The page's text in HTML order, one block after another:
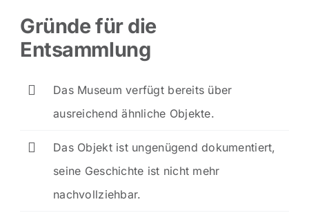
Gründe für die
Entsammlung
Das Museum verfügt bereits über
ausreichend ähnliche Objekte.
Das Objekt ist ungenügend dokumentiert,
seine Geschichte ist nicht mehr
nachvollziehbar.